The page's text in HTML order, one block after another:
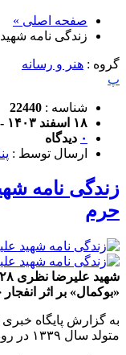
صفحه اصلی »
زندگی نامه
گروه : هنر و رسانه
پ
شناسه : 22440
۱۸ اسفند ۱۴۰۳ - ۲۲:۰۰
۰ دیدگاه
ارسال توسط :
زندگی نامه
حرم
«بوکمال» بر اثر
به گزارش پایگاه
متولد سال ۱۳۳۹ در رودسر بود